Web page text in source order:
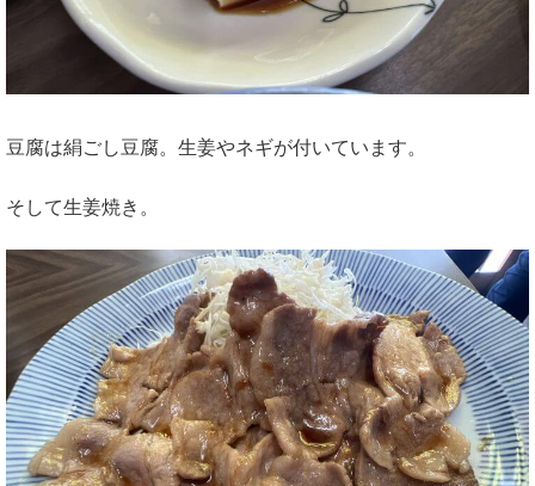
豆腐は絹ごし豆腐。生姜やネギが付いています。
そして生姜焼き。